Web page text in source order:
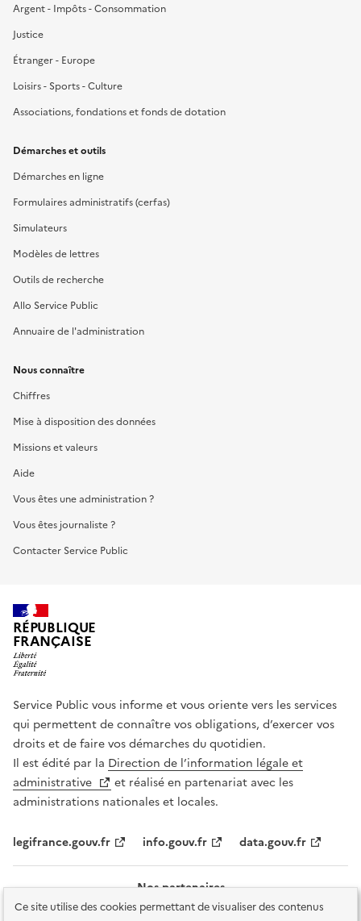
Ce site utilise des cookies permettant de visualiser des contenus
Argent - Impôts - Consommation
Justice
Étranger - Europe
Loisirs - Sports - Culture
Associations, fondations et fonds de dotation
Démarches et outils
Démarches en ligne
Formulaires administratifs (cerfas)
Simulateurs
Modèles de lettres
Outils de recherche
Allo Service Public
Annuaire de l'administration
Nous connaître
Chiffres
Mise à disposition des données
Missions et valeurs
Aide
Vous êtes une administration ?
Vous êtes journaliste ?
Contacter Service Public
RÉPUBLIQUE
FRANÇAISE
Service Public vous informe et vous oriente vers les services
qui permettent de connaître vos obligations, d’exercer vos
droits et de faire vos démarches du quotidien.
Il est édité par la Direction de l’information légale et
administrative
et réalisé en partenariat avec les
administrations nationales et locales.
legifrance.gouv.fr info.gouv.fr data.gouv.fr
Nos partenaires